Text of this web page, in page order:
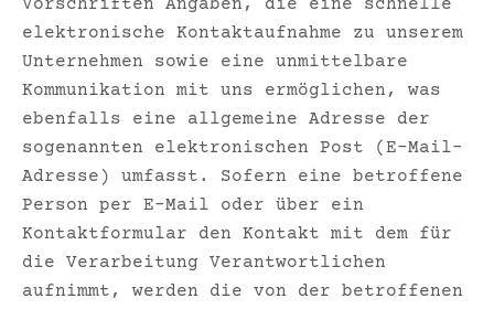
Vorschriften Angaben, die eine schnelle
elektronische Kontaktaufnahme zu unserem
Unternehmen sowie eine unmittelbare
Kommunikation mit uns ermöglichen, was
ebenfalls eine allgemeine Adresse der
sogenannten elektronischen Post (E-Mail-
Adresse) umfasst. Sofern eine betroffene
Person per E-Mail oder über ein
Kontaktformular den Kontakt mit dem für
die Verarbeitung Verantwortlichen
aufnimmt, werden die von der betroffenen